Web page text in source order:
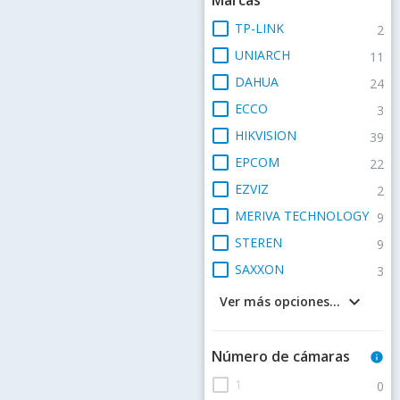
check_box_outline_blank TP-LINK 2
check_box_outline_blank UNIARCH 11
check_box_outline_blank DAHUA 24
check_box_outline_blank ECCO 3
check_box_outline_blank HIKVISION 39
check_box_outline_blank EPCOM 22
check_box_outline_blank EZVIZ 2
check_box_outline_blank MERIVA TECHNOLOGY 9
check_box_outline_blank STEREN 9
check_box_outline_blank SAXXON 3
keyboard_arrow_down
Ver más opciones...
Número de cámaras info
check_box_outline_blank 1 0